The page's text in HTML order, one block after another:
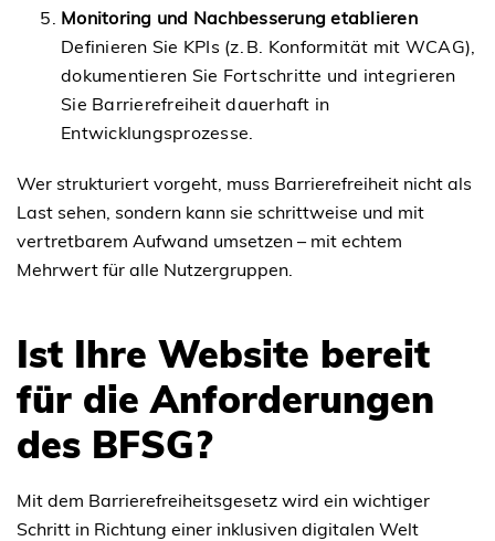
Monitoring und Nachbesserung etablieren
Definieren Sie KPIs (z. B. Konformität mit WCAG),
dokumentieren Sie Fortschritte und integrieren
Sie Barrierefreiheit dauerhaft in
Entwicklungsprozesse.
Wer strukturiert vorgeht, muss Barrierefreiheit nicht als
Last sehen, sondern kann sie schrittweise und mit
vertretbarem Aufwand umsetzen – mit echtem
Mehrwert für alle Nutzergruppen.
Ist Ihre Website bereit
für die Anforderungen
des BFSG?
Mit dem Barrierefreiheitsgesetz wird ein wichtiger
Schritt in Richtung einer inklusiven digitalen Welt